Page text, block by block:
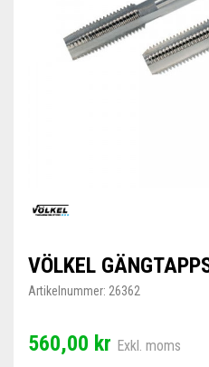
VÖLKEL
Artikelnummer: 26362
560,00 kr Exkl. moms